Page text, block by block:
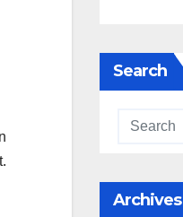
Search
Archives